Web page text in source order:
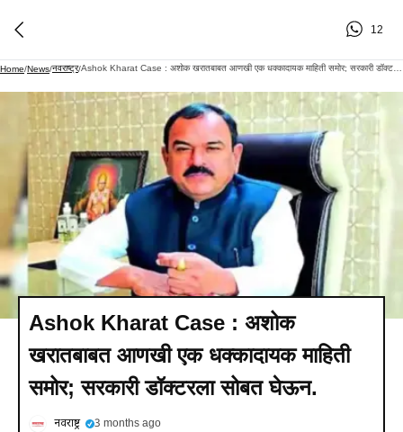
12
Home/News/नवराष्ट्र/
Ashok Kharat Case : अशोक
खरातबाबत आणखी एक धक्कादायक माहिती
समोर; सरकारी डॉक्टरला सोबत घेऊन.
नवराष्ट्र 3 months ago